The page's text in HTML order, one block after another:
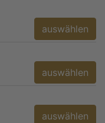
auswählen
auswählen
auswählen